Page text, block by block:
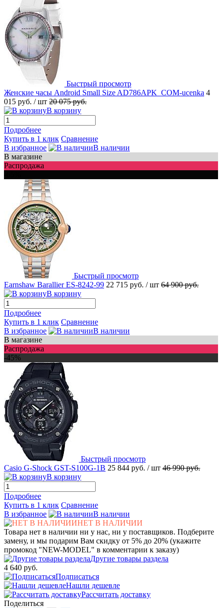
Быстрый просмотр
Женские часы Android Small Size AD786APK_COM-ucenka 4
015 руб. / шт 20 075 руб.
В корзину
Подробнее
Купить в 1 клик Сравнение
В избранное
В наличии
В магазине
Распродажа
Быстрый просмотр
Earnshaw Barallier ES-8242-99 22 715 руб. / шт 64 900 руб.
В корзину
Подробнее
Купить в 1 клик Сравнение
В избранное
В наличии
В магазине
Распродажа
-45%
Быстрый просмотр
Casio G-Shock GST-S100G-1B 25 844 руб. / шт 46 990 руб.
В корзину
Подробнее
Купить в 1 клик Сравнение
В избранное
В наличии
НЕТ В НАЛИЧИИ
Товара нет в наличии ни у нас, ни у поставщиков. Подберите
замену, и мы подарим Вам скидку от 5% до 20% (укажите
промокод "NEW-MODEL" в комментарии к заказу)
Другие товары раздела
4 640 руб.
Подписаться
Нашли дешевле
Рассчитать доставку
Поделиться